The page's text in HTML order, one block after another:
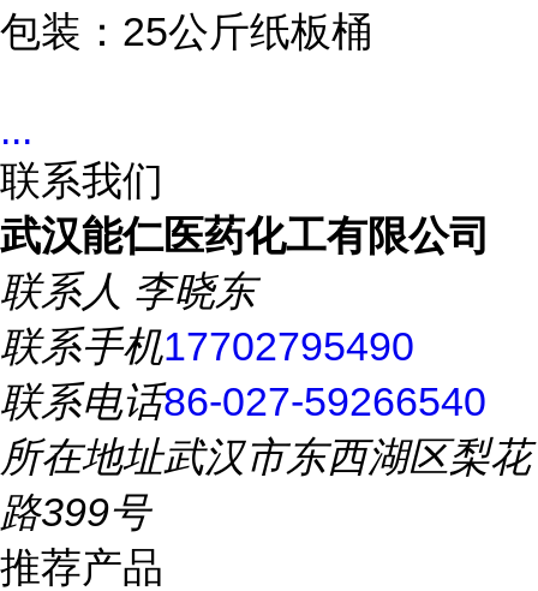
包装：25公斤纸板桶
...
联系我们
武汉能仁医药化工有限公司
联系人 李晓东
联系手机17702795490
联系电话86-027-59266540
所在地址武汉市东西湖区梨花
路399号
推荐产品